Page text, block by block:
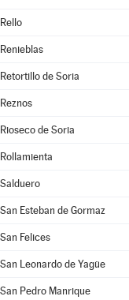
Rello
Renieblas
Retortillo de Soria
Reznos
Rioseco de Soria
Rollamienta
Salduero
San Esteban de Gormaz
San Felices
San Leonardo de Yagüe
San Pedro Manrique